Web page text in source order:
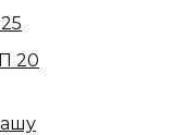
20